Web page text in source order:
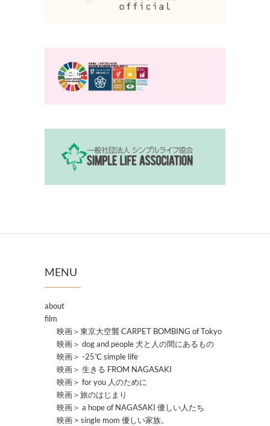
MENU
about
film
映画＞東京大空襲 CARPET BOMBING of Tokyo
映画＞ dog and people 犬と人の間にあるもの
映画＞ -25℃ simple life
映画＞ 生きる FROM NAGASAKI
映画＞ for you 人のために
映画＞旅のはじまり
映画＞ a hope of NAGASAKI 優しい人たち
映画 > single mom 優しい家族。